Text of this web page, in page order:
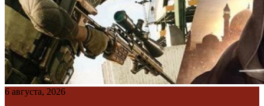
6 августа, 2026